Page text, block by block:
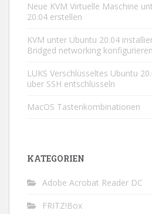
Neue KVM Virtuelle Maschine
20.04 erstellen
KVM unter Ubuntu 20.04
Bridged networking konfigurieren
LUKS Verschlüsseltes Ubuntu
über SSH entschlüsseln
MacOS Tastenkombinationen
KATEGORIEN
Adobe Acrobat Reader DC
FRITZ!Box